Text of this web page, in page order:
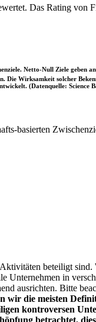
Das Rating von
Netto-Null Ziele geben
Wirksamkeit solcher
(Datenquelle: Science
basierten
beteiligt
Unternehmen in
ausrichten. Bitte
wir die meisten
kontroversen
betrachtet,